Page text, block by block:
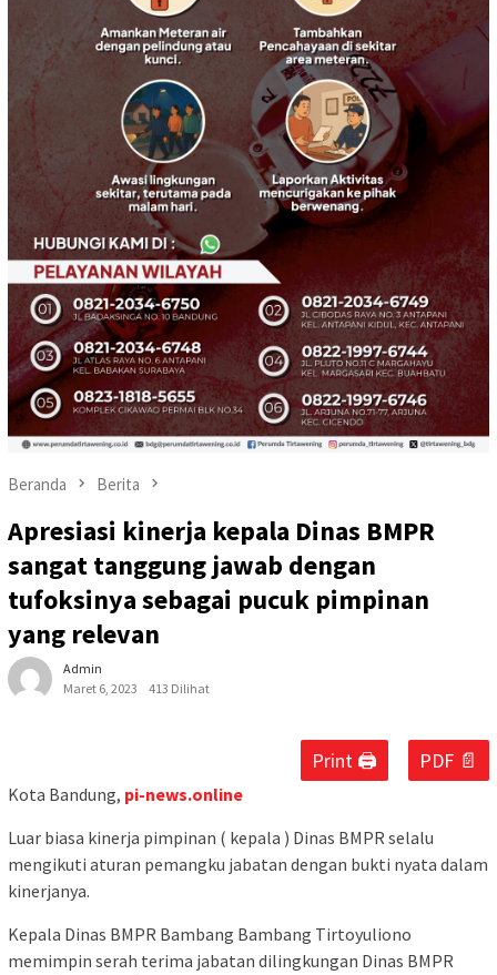
Beranda Berita
Apresiasi kinerja kepala Dinas BMPR
sangat tanggung jawab dengan
tufoksinya sebagai pucuk pimpinan
yang relevan
Admin
Maret 6, 2023
413 Dilihat
Print 🖨 PDF 📄
Kota Bandung, pi-news.online
Luar biasa kinerja pimpinan ( kepala ) Dinas BMPR selalu
mengikuti aturan pemangku jabatan dengan bukti nyata dalam
kinerjanya.
Kepala Dinas BMPR Bambang Bambang Tirtoyuliono
memimpin serah terima jabatan dilingkungan Dinas BMPR